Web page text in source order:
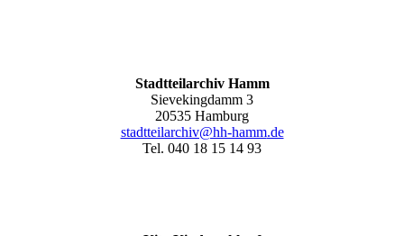
Stadtteilarchiv Hamm
Sievekingdamm 3
20535 Hamburg
stadtteilarchiv@hh-hamm.de
Tel. 040 18 15 14 93